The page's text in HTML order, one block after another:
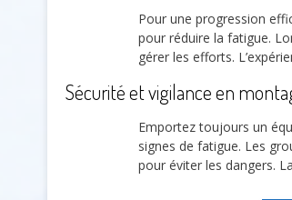
Pour une progression
pour réduire la fatigue.
gérer les efforts.
Sécurité et vigilance en
Emportez toujours un
signes de fatigue. Les
pour éviter les dangers.